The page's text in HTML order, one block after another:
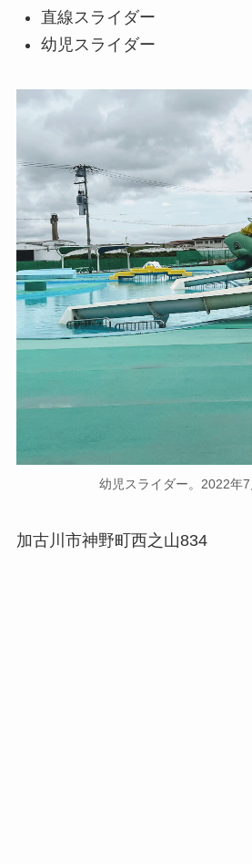
直線スライダー
幼児スライダー
幼児スライダー。2022年
加古川市神野町西之山834